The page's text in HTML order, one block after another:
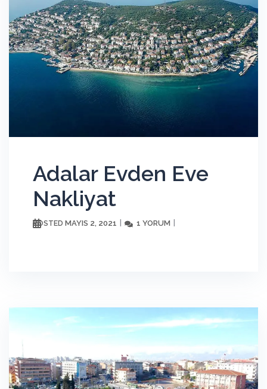
Adalar Evden Eve
Nakliyat
POSTED MAYIS 2, 2021 1 YORUM